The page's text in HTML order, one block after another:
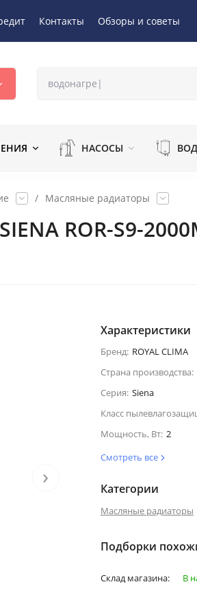
Контакты Обзоры и советы
НАСОСЫ
/ Масляные радиаторы
ROR-S9-
›
Характеристики
Бренд: ROYAL CLIMA
Страна производства:
Серия: Siena
Класс
Мощность, Вт: 2
Смотреть все
Категории
Масляные радиаторы
Подборки
Склад магазина: В